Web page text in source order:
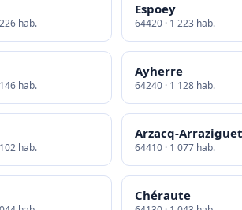
hab.
Espoey
64420 · 1 223 hab.
hab.
Ayherre
64240 · 1 128 hab.
hab.
Arzacq-Arraziguet
64410 · 1 077 hab.
Chéraute